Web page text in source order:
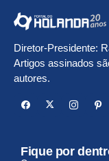
Diretor-Presidente:
Artigos assinados
autores.
Fique por